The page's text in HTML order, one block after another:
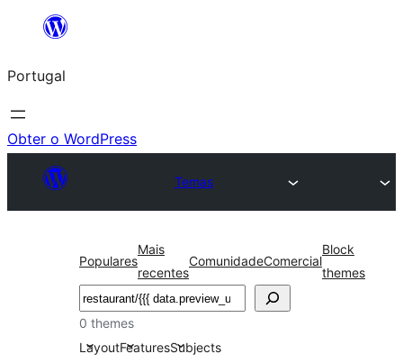
Saltar
o
conteúdo
Portugal
Obter o WordPress
Temas
Populares
Mais
recentes
ComunidadeComercial
Block
themes
Pesquisar
0 themes
LayoutFeaturesSubjects